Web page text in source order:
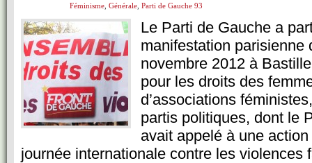
Féminisme Générale Parti de Gauche 93
Le Parti de Gauche a
manifestation parisienne
novembre 2012 à
pour les droits des
d’associations
partis politiques, dont le
avait appelé à une
journée internationale contre les